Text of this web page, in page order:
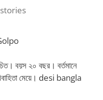
বয়স ২০ বছর। বর্তমানে
মেয়ে। desi bangla